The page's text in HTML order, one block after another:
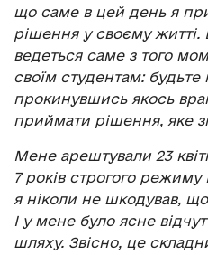
що саме в цей день я
рішення у своєму житті.
ведеться саме з того
своїм студентам: будьте
прокинувшись якось
приймати рішення, яке
Мене арештували 23
7 років строгого режиму
я ніколи не шкодував,
І у мене було ясне
шляху. Звісно, це